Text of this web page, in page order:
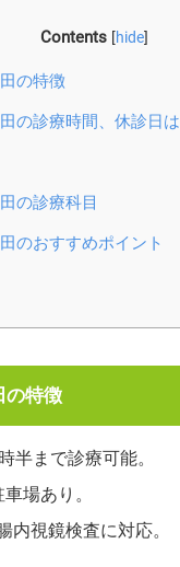
Contents [hide]
の特徴
の診療時間、休診日は
の診療科目
のおすすめポイント
の特徴
半まで診療可能。
場あり。
内視鏡検査に対応。